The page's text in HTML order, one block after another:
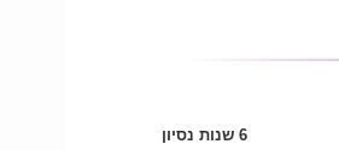
6 שנות נסיון